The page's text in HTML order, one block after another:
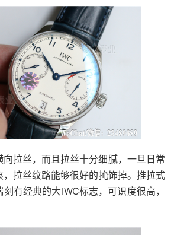
拉丝，而且拉丝十分细腻，一旦日常
拉丝纹路能够很好的掩饰掉。推拉式
有经典的大IWC标志，可识度很高，